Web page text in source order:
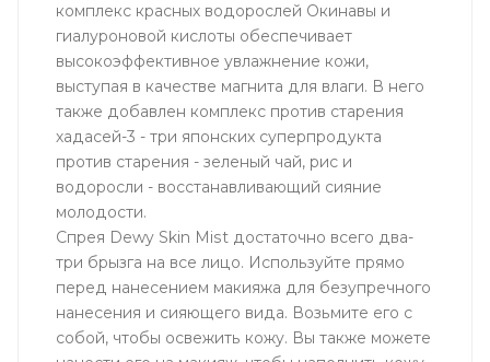
комплекс красных водорослей Окинавы и
гиалуроновой кислоты обеспечивает
высокоэффективное увлажнение кожи,
выступая в качестве магнита для влаги. В него
также добавлен комплекс против старения
хадасей-3 - три японских суперпродукта
против старения - зеленый чай, рис и
водоросли - восстанавливающий сияние
молодости.
Спрея Dewy Skin Mist достаточно всего два-
три брызга на все лицо. Используйте прямо
перед нанесением макияжа для безупречного
нанесения и сияющего вида. Возьмите его с
собой, чтобы освежить кожу. Вы также можете